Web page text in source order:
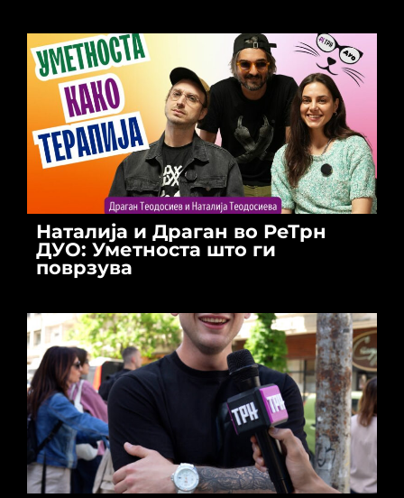
Наталија и Драган во РеТрн
ДУО: Уметноста што ги
поврзува